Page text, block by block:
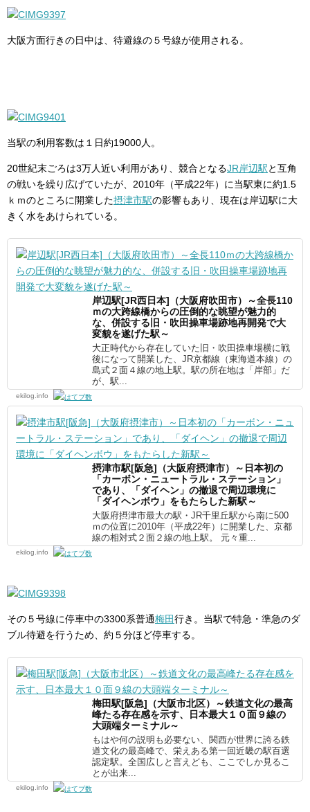
大阪方面行きの日中は、待避線の５号線が使用される。
当駅の利用客数は１日約19000人。
20世紀末ごろは3万人近い利用があり、競合となるJR岸辺駅と互角
の戦いを繰り広げていたが、2010年（平成22年）に当駅東に約1.5
ｋｍのところに開業した摂津市駅の影響もあり、現在は岸辺駅に大
きく水をあけられている。
岸辺駅[JR西日本]（大阪府吹田市）～全長110
ｍの大跨線橋からの圧倒的な眺望が魅力的
な、併設する旧・吹田操車場跡地再開発で大
変貌を遂げた駅～
大正時代から存在していた旧・吹田操車場横に戦
後になって開業した、JR京都線（東海道本線）の
島式２面４線の地上駅。駅の所在地は「岸部」だ
が、駅...
ekilog.info
摂津市駅[阪急]（大阪府摂津市）～日本初の
「カーボン・ニュートラル・ステーション」
であり、「ダイヘン」の撤退で周辺環境に
「ダイヘンボウ」をもたらした新駅～
大阪府摂津市最大の駅・JR千里丘駅から南に500
ｍの位置に2010年（平成22年）に開業した、京都
線の相対式２面２線の地上駅。 元々重...
ekilog.info
その５号線に停車中の3300系普通梅田行き。当駅で特急・準急のダ
ブル待避を行うため、約５分ほど停車する。
梅田駅[阪急]（大阪市北区）～鉄道文化の最高
峰たる存在感を示す、日本最大１０面９線の
大頭端ターミナル～
もはや何の説明も必要ない、関西が世界に誇る鉄
道文化の最高峰で、栄えある第一回近畿の駅百選
認定駅。全国広しと言えども、ここでしか見るこ
とが出来...
ekilog.info